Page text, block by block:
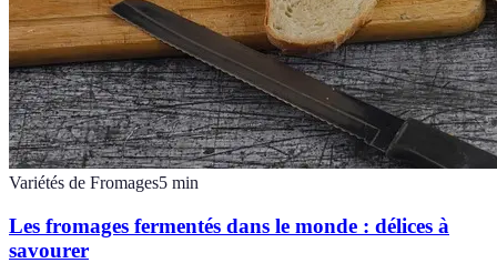
Variétés de Fromages5 min
Les fromages fermentés dans le monde : délices à
savourer